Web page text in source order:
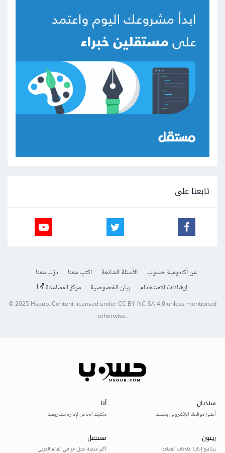
تابعنا على
عن أكاديمية حسوب الأسئلة الشائعة اكتب معنا
درّب معنا
إرشادات الاستخدام
بيان الخصوصية مركز المساعدة
© 2025Hsoub.Content licensed underCC BY-NC-SA 4.0unless mentioned
otherwise.